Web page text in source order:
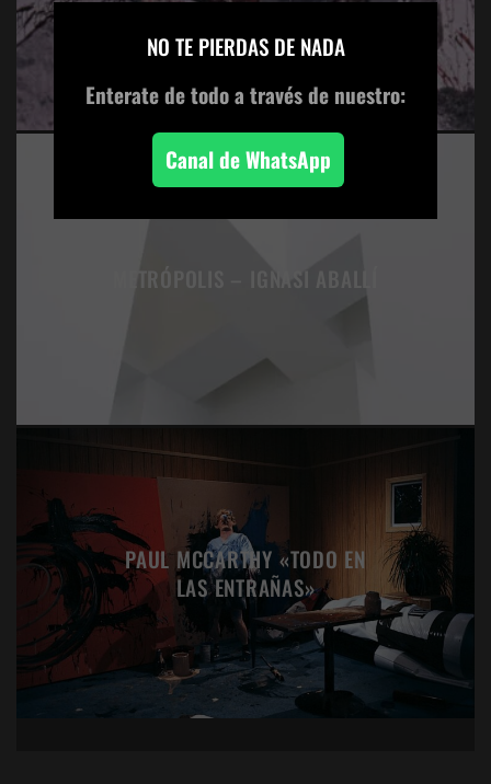
PAUL MCCARTHY «TODO EN
LAS ENTRAÑAS»
NO TE PIERDAS DE NADA
Enterate de todoa través de nuestro:
Canal de WhatsApp